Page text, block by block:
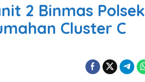
2 Binmas Polsek
Cluster C